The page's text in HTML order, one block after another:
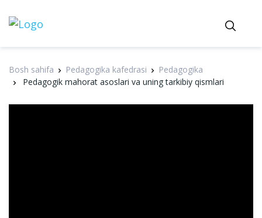
Bosh sahifa Pedagogika kafedrasi
Pedagogika
Pedagogik mahorat asoslari va uning tarkibiy qismlari